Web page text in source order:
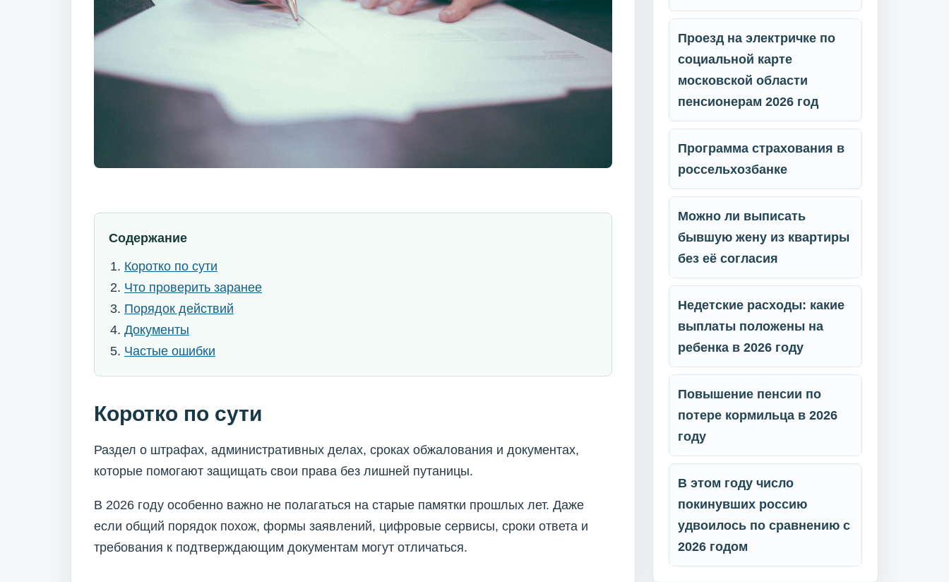
Содержание
Коротко по сути
Что проверить заранее
Порядок действий
Документы
Частые ошибки
Коротко по сути
Раздел о штрафах, административных делах, сроках обжалования и документах,
которые помогают защищать свои права без лишней путаницы.
В 2026 году особенно важно не полагаться на старые памятки прошлых лет. Даже
если общий порядок похож, формы заявлений, цифровые сервисы, сроки ответа и
требования к подтверждающим документам могут отличаться.
Проезд на электричке по
социальной карте
московской области
пенсионерам 2026 год
Программа страхования в
россельхозбанке
Можно ли выписать
бывшую жену из квартиры
без её согласия
Недетские расходы: какие
выплаты положены на
ребенка в 2026 году
Повышение пенсии по
потере кормильца в 2026
году
В этом году число
покинувших россию
удвоилось по сравнению с
2026 годом